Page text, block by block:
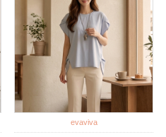
evaviva